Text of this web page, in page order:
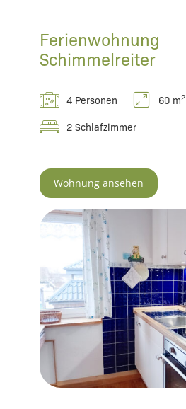
Ferienwohnung
Schimmelreiter
4 Personen 60 m2
2 Schlafzimmer
Wohnung ansehen